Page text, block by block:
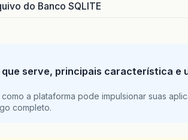
do Banco SQLITE
que serve, principais característica e
a plataforma pode impulsionar suas
completo.